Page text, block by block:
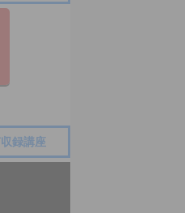
録講座